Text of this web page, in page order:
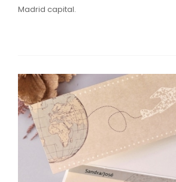
Madrid capital.